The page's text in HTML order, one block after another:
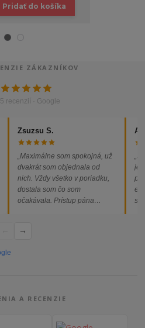
Pridať do košíka
ZÁKAZNÍKOV
5 recenzií · Google
Zsuzsu S.
„Maximálne som spokojná, už
dvakrát som objednala od
nich. Vždy všetko v poriadku,
dostala som čo som
očakávala. Prístup pána
problémov. Vrele odporúčam!“
→
A RECENZIE